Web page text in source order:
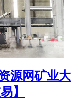
源网矿业大
】